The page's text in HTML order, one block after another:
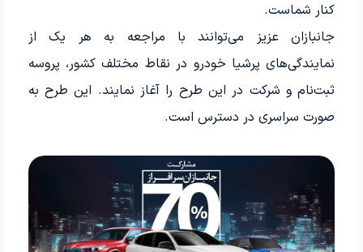
کنار شماست.
جانبازان عزیز می‌توانند با مراجعه به هر یک از
نمایندگی‌های پرشیا خودرو در نقاط مختلف کشور، پروسه
ثبت‌نام و شرکت در این طرح را آغاز نمایند. این طرح به
صورت سراسری در دسترس است.